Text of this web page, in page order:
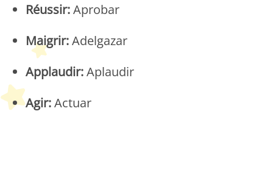
Réussir:Aprobar
Maigrir:Adelgazar
Applaudir:Aplaudir
Agir:Actuar